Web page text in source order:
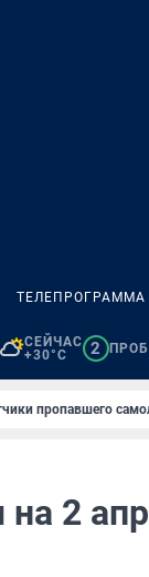
ТЕЛЕПРОГРАММА
СЕЙЧАС
+30°C
2
пропавшего
2